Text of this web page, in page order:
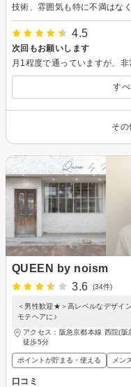
4.5
次回もお願いします
月1程度で通っていますが、
す
その
QUEEN by noism
3.6
(34件)
＜男性歓迎★＞高レベルなデザイ
モテヘアに♪
アクセス：阪急京都本線 西院(
徒歩5分
ポイントが貯まる・使える メン
口コミ